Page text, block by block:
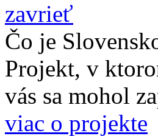
zavrieť
Čo je
Projekt, v
vás sa mohol
viac o projekte